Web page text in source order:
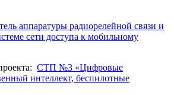
аппаратуры радиорелейной связи и
сети доступа к мобильному
: СТП №3 «Цифровые
интеллект, беспилотные